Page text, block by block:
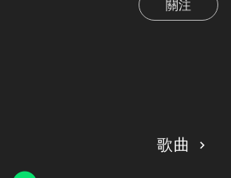
關注
歌曲